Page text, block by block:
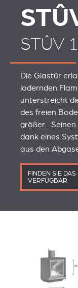
STÛV
Die Glastür
lodernden
unterstreicht
des freien
größer. Seinen
dank eines
aus den
FINDEN SIE
VERFÜGBAR